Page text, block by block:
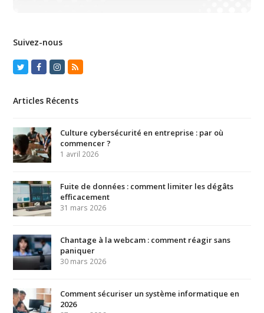
Suivez-nous
TwitterFacebook
Instagram
RSS
Articles Récents
Culture cybersécurité en entreprise : par où
commencer ?
1 avril 2026
Fuite de données : comment limiter les dégâts
efficacement
31 mars 2026
Chantage à la webcam : comment réagir sans
paniquer
30 mars 2026
Comment sécuriser un système informatique en
2026